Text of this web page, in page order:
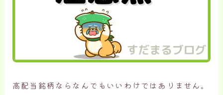
高配当銘柄ならなんでもいいわけではありません。